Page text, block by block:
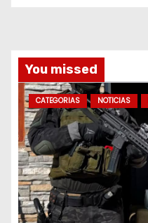
s
You missed
CATEGORIAS NOTICIAS